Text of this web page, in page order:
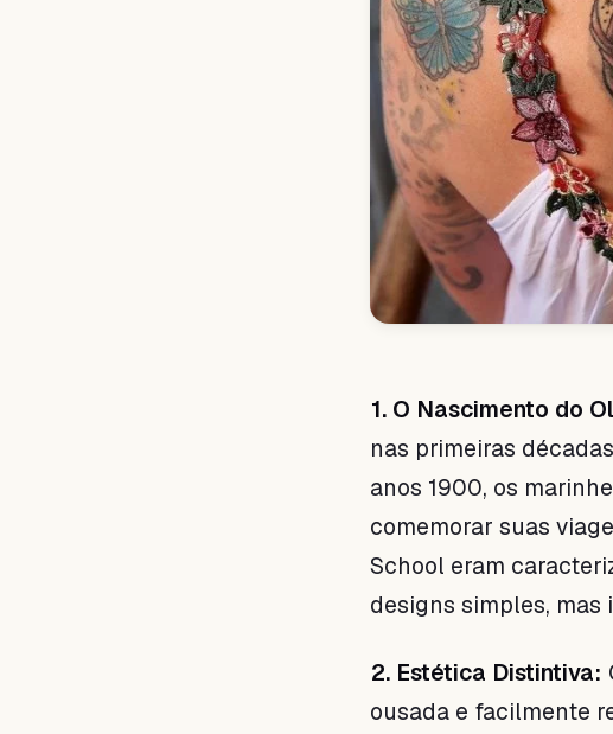
1. O Nascimento do
nas primeiras
anos 1900, os
comemorar suas
School eram
designs simples, mas
2. Estética Distintiva:
ousada e facilmente